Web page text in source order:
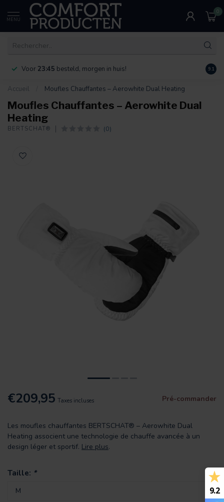
MENU
0
Voor 23:45 besteld, morgen in huis! 9.1
Accueil Moufles Chauffantes – Aerowhite Dual Heating
Moufles Chauffantes – Aerowhite Dual
Heating
BERTSCHAT® (0)
€209,95 Taxes incluses Pré-commander
Les moufles chauffantes BERTSCHAT® – Aerowhite Dual
Heating associent une technologie de chauffe avancée à un
design léger et sportif. Lire plus.
Taille: *
9.2